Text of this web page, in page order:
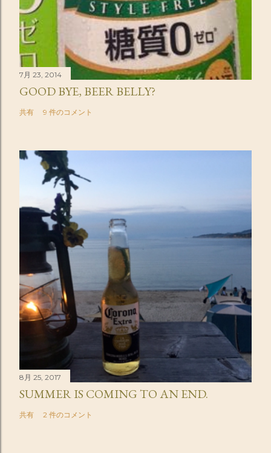
7月 23, 2014
GOOD BYE, BEER BELLY?
共有 9 件のコメント
8月 25, 2017
SUMMER IS COMING TO AN END.
共有 2 件のコメント